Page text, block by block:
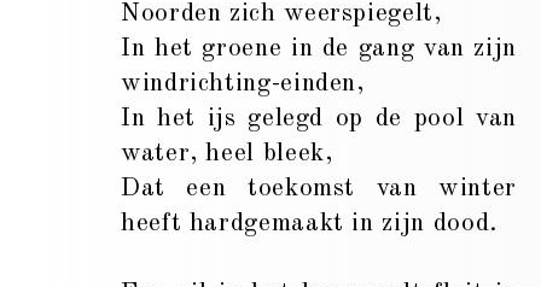
Noorden zich weerspiegelt,
In het groene in de gang van zijn
windrichting-einden,
In het ijs gelegd op de pool van
water, heel bleek,
Dat een toekomst van winter
heeft hardgemaakt in zijn dood.